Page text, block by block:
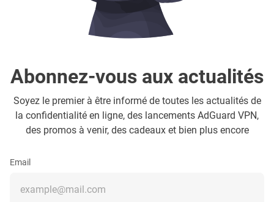
Abonnez-vous aux actualités
Soyez le premier à être informé de toutes les actualités de
la confidentialité en ligne, des lancements AdGuard VPN,
des promos à venir, des cadeaux et bien plus encore
Email